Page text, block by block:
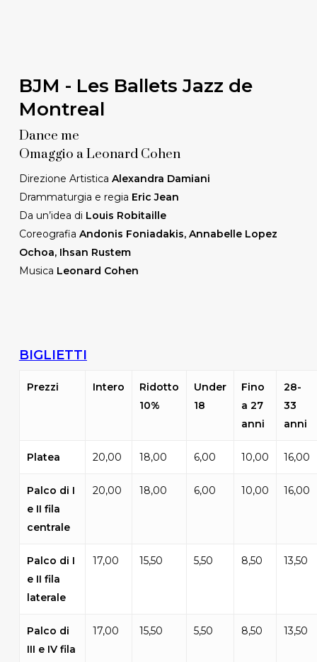
BJM - Les Ballets Jazz de
Montreal
Dance me
Omaggio a Leonard Cohen
Direzione Artistica Alexandra Damiani
Drammaturgia e regia Eric Jean
Da un’idea di Louis Robitaille
Coreografia Andonis Foniadakis, Annabelle Lopez
Ochoa, Ihsan Rustem
Musica Leonard Cohen
BIGLIETTI
Prezzi Intero
Ridotto
10%
Under
18
Fino
a 27
anni
28-
33
anni
Platea 20,00 18,00 6,00 10,00 16,00
Palco di I
e II fila
centrale
20,00 18,00 6,00 10,00 16,00
Palco di I
e II fila
laterale
17,00 15,50 5,50 8,50 13,50
Palco di
III e IV fila
17,00 15,50 5,50 8,50 13,50